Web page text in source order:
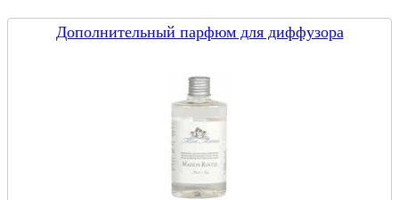
Дополнительный парфюм для диффузора